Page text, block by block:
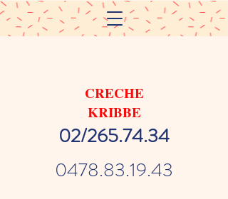
CRECHE
KRIBBE
02/265.74.34
0478.83.19.43